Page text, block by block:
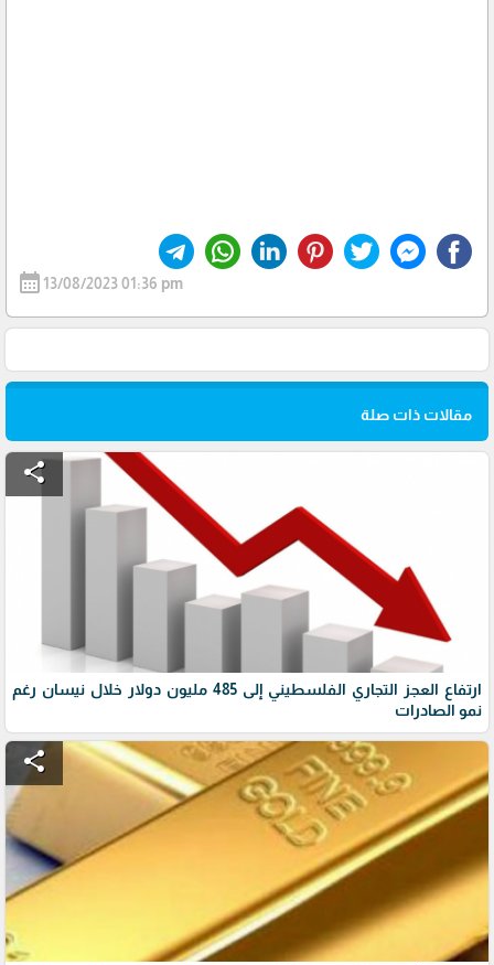
calendar_month 13/08/2023 01:36 pm
مقالات ذات صلة
share
ارتفاع العجز التجاري الفلسطيني إلى 485 مليون دولار خلال نيسان رغم
نمو الصادرات
share